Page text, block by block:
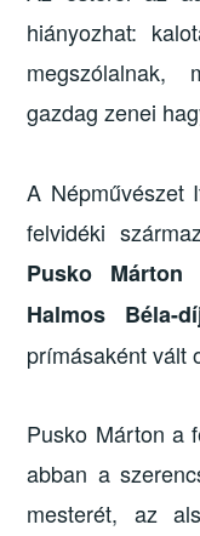
hiányozhat:
megszólalnak,
gazdag zenei
A Népművészet
felvidéki
Pusko Márton
Halmos Béla-
prímásaként vált
Pusko Márton a
abban a
mesterét, az